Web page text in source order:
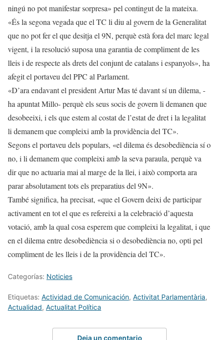
ningú no pot manifestar sorpresa» pel contingut de la mateixa.
«És la segona vegada que el TC li diu al govern de la Generalitat
que no pot fer el que desitja el 9N, perquè està fora del marc legal
vigent, i la resolució suposa una garantia de compliment de les
lleis i de respecte als drets del conjunt de catalans i espanyols», ha
afegit el portaveu del PPC al Parlament.
«D’ara endavant el president Artur Mas té davant sí un dilema, -
ha apuntat Millo- perquè els seus socis de govern li demanen que
desobeeixi, i els que estem al costat de l’estat de dret i la legalitat
li demanem que compleixi amb la providència del TC».
Segons el portaveu dels populars, «el dilema és desobediència sí o
no, i li demanem que compleixi amb la seva paraula, perquè va
dir que no actuaria mai al marge de la llei, i això comporta ara
parar absolutament tots els preparatius del 9N».
També significa, ha precisat, «que el Govern deixi de participar
activament en tot el que es refereixi a la celebració d’aquesta
votació, amb la qual cosa esperem que compleixi la legalitat, i que
en el dilema entre desobediència si o desobediència no, opti pel
compliment de les lleis i de la providència del TC».
Categorías: Noticies
Etiquetas: Actividad de Comunicación, Activitat Parlamentària,
Actualidad, Actualitat Política
Deja un comentario